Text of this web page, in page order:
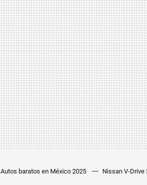
Autos baratos en México 2025 Nissan V-Drive